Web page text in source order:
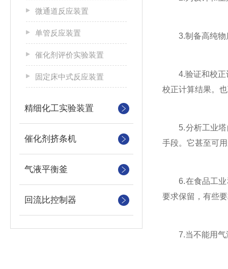
微通道反应装置
单管反应装置
催化剂评价实验装置
固定床中式反应装置
精细化工实验装置
催化剂挤条机
气液平衡釜
回流比控制器
3.制备高纯物质
4.验证和校正计
校正计算结果。
5.分析工业塔的
手段。它甚至可
6.在食品工业和
要求保留，有些
7.当不能用气液